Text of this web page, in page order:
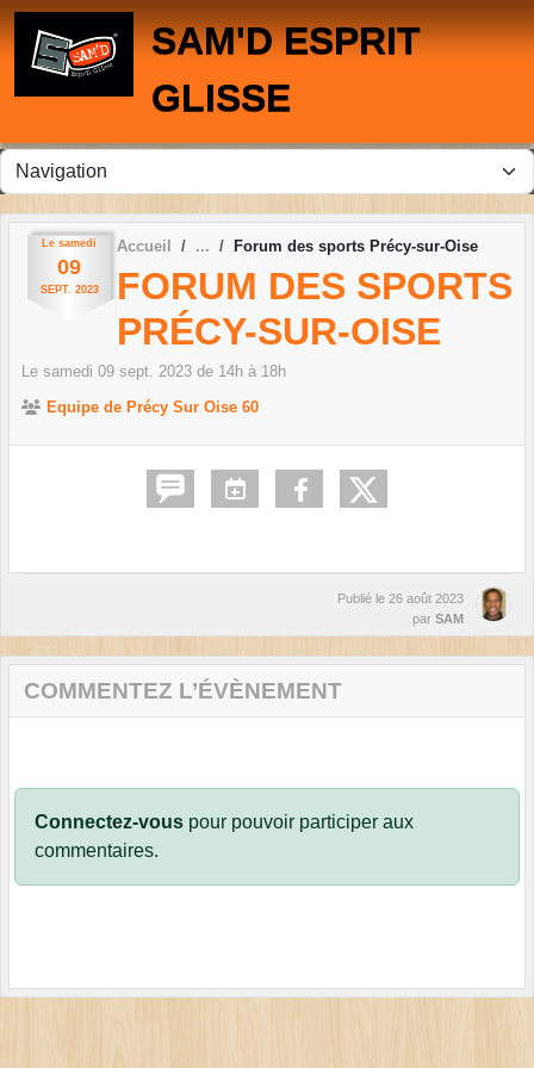
SAM'D ESPRIT
GLISSE
Le samedi
09
SEPT. 2023
Accueil Forum des sports Précy-sur-Oise
FORUM DES SPORTS
PRÉCY-SUR-OISE
Le samedi 09 sept. 2023 de 14h à 18h
Equipe de Précy Sur Oise 60
Publié le 26 août 2023
par SAM
COMMENTEZ L’ÉVÈNEMENT
Connectez-vous pour pouvoir participer aux
commentaires.
Panneau de gestion des cookies